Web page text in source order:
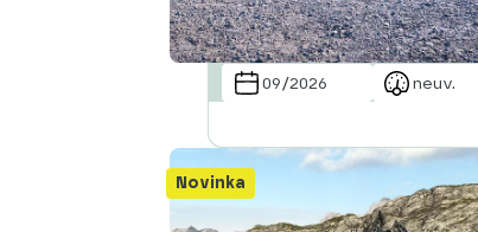
09/2026 neuv.
Novinka